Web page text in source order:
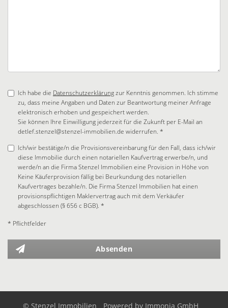
Ich habe die Datenschutzerklärungzur Kenntnis genommen. Ich stimme
zu, dass meine Angaben und Daten zur Beantwortung meiner Anfrage
elektronisch erhoben und gespeichert werden.
Sie können Ihre Einwilligung jederzeit für die Zukunft per E-Mail an
detlef.stenzel@stenzel-immobilien.de widerrufen. *
Ich/wir bestätige/n die Provisionsvereinbarung für den Fall, dass ich/wir
diese Immobilie durch einen notariellen Kaufvertrag erwerbe/n, und
werde/n an die Firma Stenzel Immobilien eine Provision in Höhe von
Keine Käuferprovision fällig bei Beurkundung des notariellen
Kaufvertrages bezahle/n. Die Firma Stenzel Immobilien hat einen
provisionspflichtigen Maklervertrag auch mit dem Verkäufer
abgeschlossen (§ 656 c BGB). *
* Pflichtfelder
Absenden
© Stenzel Immobilien Powered by Immonia GmbH